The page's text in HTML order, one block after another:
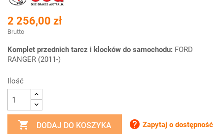
2 256,00 zł
Brutto
Komplet przednich tarcz i klocków do samochodu: FORD
RANGER (2011-)
Ilość
 DODAJ DO KOSZYKA  Zapytaj o dostępność